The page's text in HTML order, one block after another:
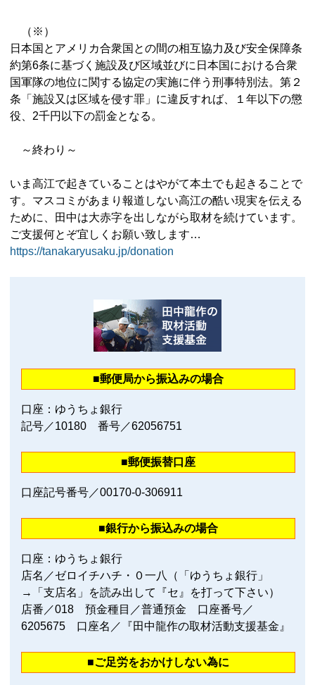
（※）
日本国とアメリカ合衆国との間の相互協力及び安全保障条
約第6条に基づく施設及び区域並びに日本国における合衆
国軍隊の地位に関する協定の実施に伴う刑事特別法。第２
条「施設又は区域を侵す罪」に違反すれば、１年以下の懲
役、2千円以下の罰金となる。
～終わり～
いま高江で起きていることはやがて本土でも起きることで
す。マスコミがあまり報道しない高江の酷い現実を伝える
ために、田中は大赤字を出しながら取材を続けています。
ご支援何とぞ宜しくお願い致します…
https://tanakaryusaku.jp/donation
■郵便局から振込みの場合
口座：ゆうちょ銀行
記号／10180 番号／62056751
■郵便振替口座
口座記号番号／00170‐0‐306911
■銀行から振込みの場合
口座：ゆうちょ銀行
店名／ゼロイチハチ・０一八（「ゆうちょ銀行」
→「支店名」を読み出して『セ』を打って下さい）
店番／018 預金種目／普通預金 口座番号／
6205675 口座名／『田中龍作の取材活動支援基金』
■ご足労をおかけしない為に